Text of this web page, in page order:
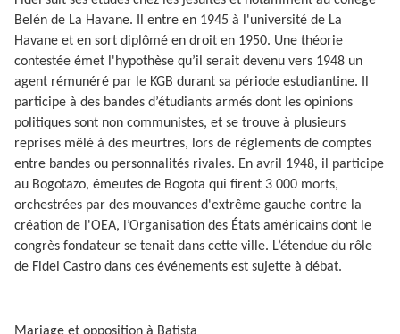
Belén de La Havane. Il entre en 1945 à l'université de La
Havane et en sort diplômé en droit en 1950. Une théorie
contestée émet l'hypothèse qu’il serait devenu vers 1948 un
agent rémunéré par le KGB durant sa période estudiantine. Il
participe à des bandes d’étudiants armés dont les opinions
politiques sont non communistes, et se trouve à plusieurs
reprises mêlé à des meurtres, lors de règlements de comptes
entre bandes ou personnalités rivales. En avril 1948, il participe
au Bogotazo, émeutes de Bogota qui firent 3 000 morts,
orchestrées par des mouvances d'extrême gauche contre la
création de l'OEA, l’Organisation des États américains dont le
congrès fondateur se tenait dans cette ville. L’étendue du rôle
de Fidel Castro dans ces événements est sujette à débat.
Mariage et opposition à Batista